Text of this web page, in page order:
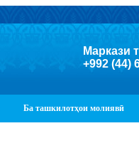
Маркази
+992 (44)
Ба ташкилотҳои молиявӣ